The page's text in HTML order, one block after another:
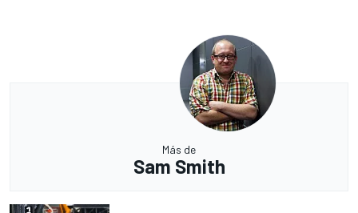
Más de
Sam Smith